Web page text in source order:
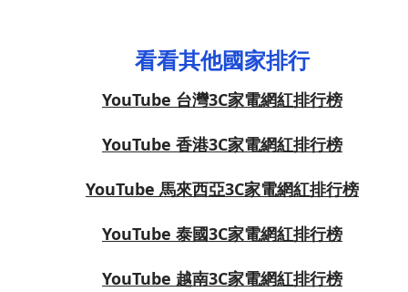
看看其他國家排行
YouTube 台灣3C家電網紅排行榜
YouTube 香港3C家電網紅排行榜
YouTube 馬來西亞3C家電網紅排行榜
YouTube 泰國3C家電網紅排行榜
YouTube 越南3C家電網紅排行榜